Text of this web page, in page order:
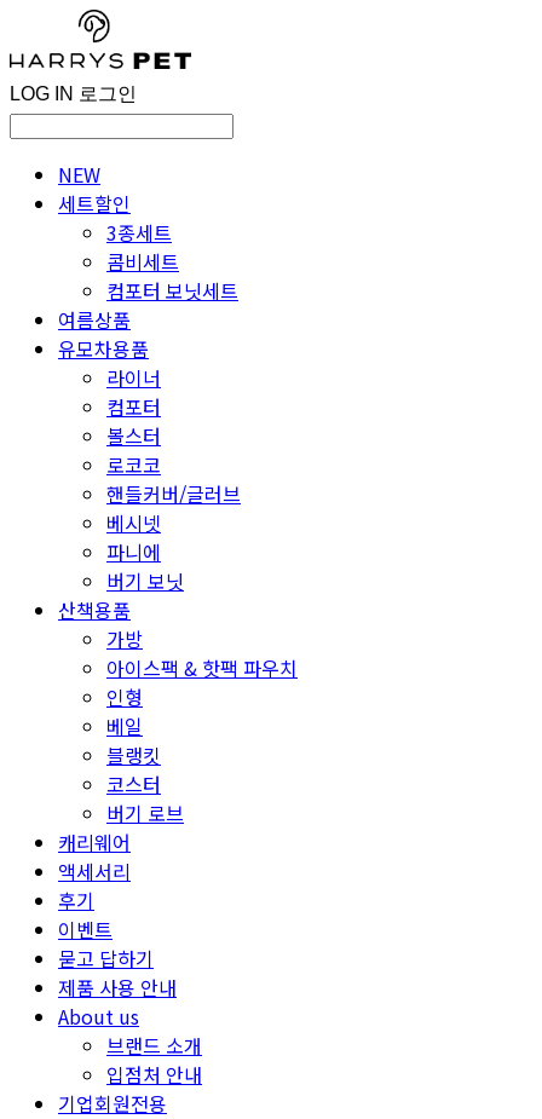
LOG IN 로그인
NEW
세트할인
3종세트
콤비세트
컴포터 보닛세트
여름상품
유모차용품
라이너
컴포터
볼스터
로코코
핸들커버/글러브
베시넷
파니에
버기 보닛
산책용품
가방
아이스팩 & 핫팩 파우치
인형
베일
블랭킷
코스터
버기 로브
캐리웨어
액세서리
후기
이벤트
묻고 답하기
제품 사용 안내
About us
브랜드 소개
입점처 안내
기업회원전용